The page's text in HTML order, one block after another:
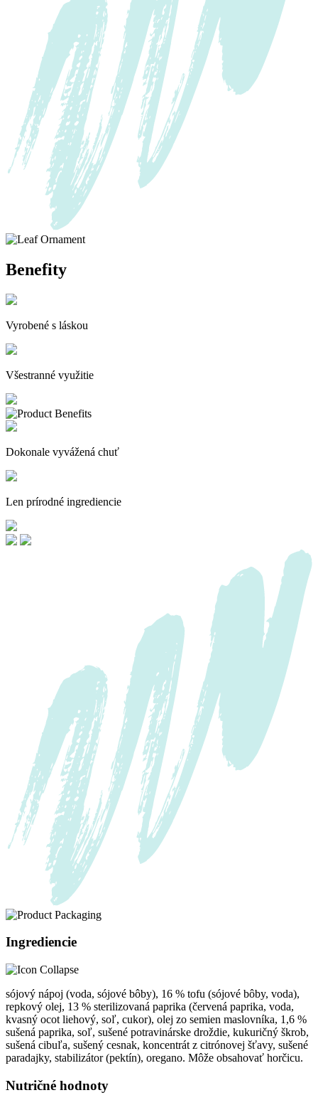
Benefity
Vyrobené s láskou
Všestranné využitie
Dokonale vyvážená chuť
Len prírodné ingrediencie
Ingrediencie
sójový nápoj (voda, sójové bôby), 16 % tofu (sójové bôby, voda),
repkový olej, 13 % sterilizovaná paprika (červená paprika, voda,
kvasný ocot liehový, soľ, cukor), olej zo semien maslovníka, 1,6 %
sušená paprika, soľ, sušené potravinárske droždie, kukuričný škrob,
sušená cibuľa, sušený cesnak, koncentrát z citrónovej šťavy, sušené
paradajky, stabilizátor (pektín), oregano. Môže obsahovať horčicu.
Nutričné hodnoty